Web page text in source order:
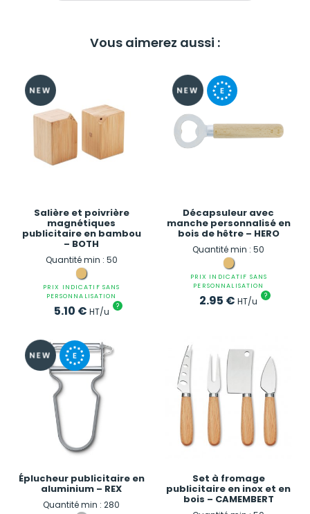
Vous aimerez aussi :
Salière et poivrière
magnétiques
publicitaire en bambou
– BOTH
Quantité min : 50
PRIX INDICATIF SANS
PERSONNALISATION
5.10 € HT/u ?
Décapsuleur avec
manche personnalisé en
bois de hêtre – HERO
Quantité min : 50
PRIX INDICATIF SANS
PERSONNALISATION
2.95 € HT/u ?
Éplucheur publicitaire en
aluminium – REX
Quantité min : 280
Set à fromage
publicitaire en inox et en
bois – CAMEMBERT